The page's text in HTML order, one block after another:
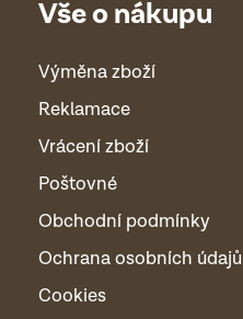
Vše o nákupu
Výměna zboží
Reklamace
Vrácení zboží
Poštovné
Obchodní podmínky
Ochrana osobních údajů
Cookies